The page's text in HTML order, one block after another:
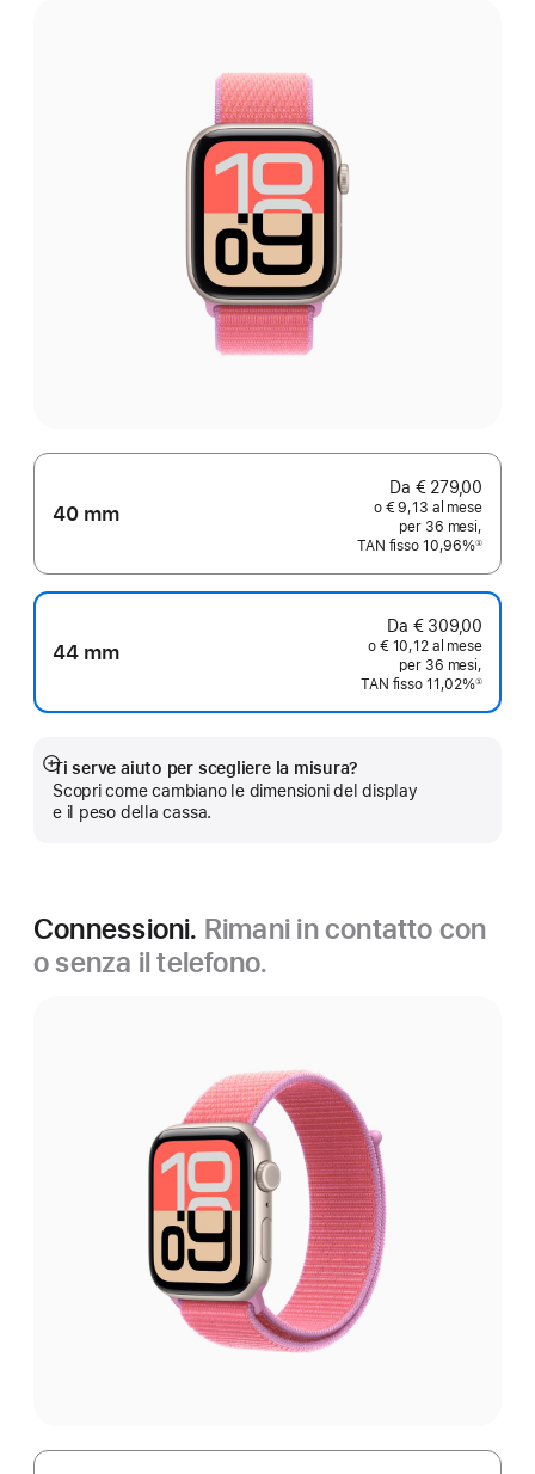
40 mm
Da € 279,00
o € 9,13 al mese
per 36 mesi,
TAN fisso 10,96%①
44 mm
Da € 309,00
o € 10,12 al mese
per 36 mesi,
TAN fisso 11,02%①
Ti serve aiuto per scegliere la misura?
Scopri come cambiano le dimensioni del display
e il peso della cassa.
Mostra
di
più
Connessioni. Rimani in contatto con
o senza il telefono.